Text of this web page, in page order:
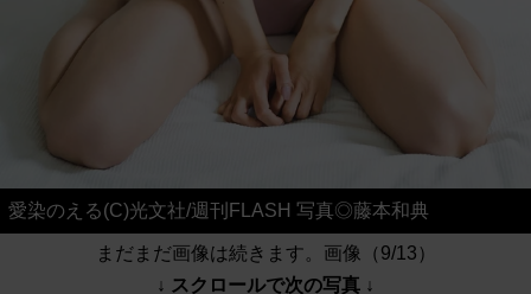
愛染のえる(C)光文社/週刊FLASH 写真◎藤本和典
まだまだ画像は続きます。画像（9/13）
↓ スクロールで次の写真 ↓